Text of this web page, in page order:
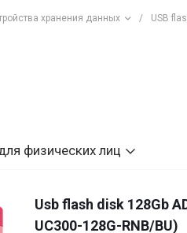
хранения данных / USB
физических лиц
Usb flash disk 128Gb
UC300-128G-RNB/BU)